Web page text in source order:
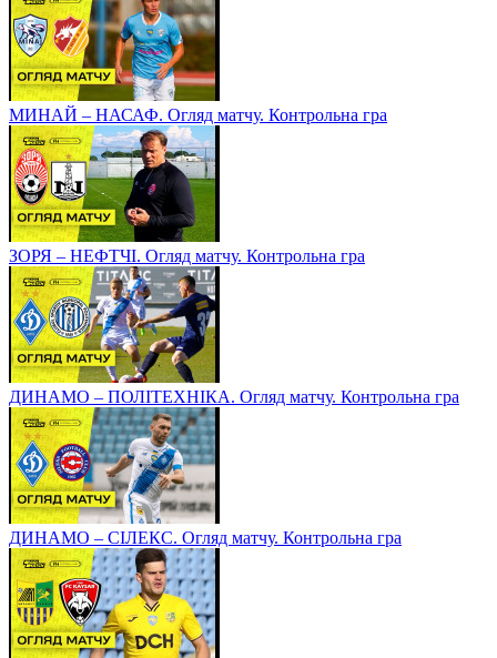
МИНАЙ – НАСАФ. Огляд матчу. Контрольна гра
ЗОРЯ – НЕФТЧІ. Огляд матчу. Контрольна гра
ДИНАМО – ПОЛІТЕХНІКА. Огляд матчу. Контрольна гра
ДИНАМО – СІЛЕКС. Огляд матчу. Контрольна гра